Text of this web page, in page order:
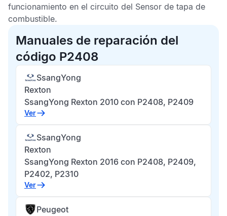
funcionamiento en el circuito del Sensor de tapa de
combustible.
Manuales de reparación del
código P2408
SsangYong
Rexton
SsangYong Rexton 2010 con P2408, P2409
Ver
SsangYong
Rexton
SsangYong Rexton 2016 con P2408, P2409,
P2402, P2310
Ver
Peugeot